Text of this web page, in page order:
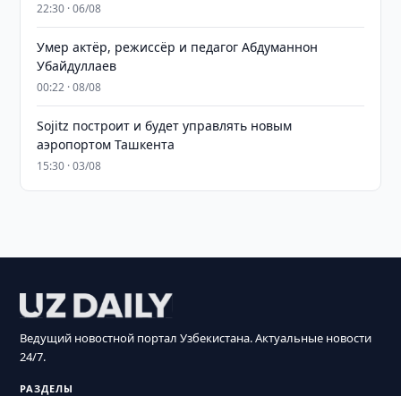
22:30 · 06/08
Умер актёр, режиссёр и педагог Абдуманнон
Убайдуллаев
00:22 · 08/08
Sojitz построит и будет управлять новым
аэропортом Ташкента
15:30 · 03/08
Ведущий новостной портал Узбекистана. Актуальные новости
24/7.
РАЗДЕЛЫ